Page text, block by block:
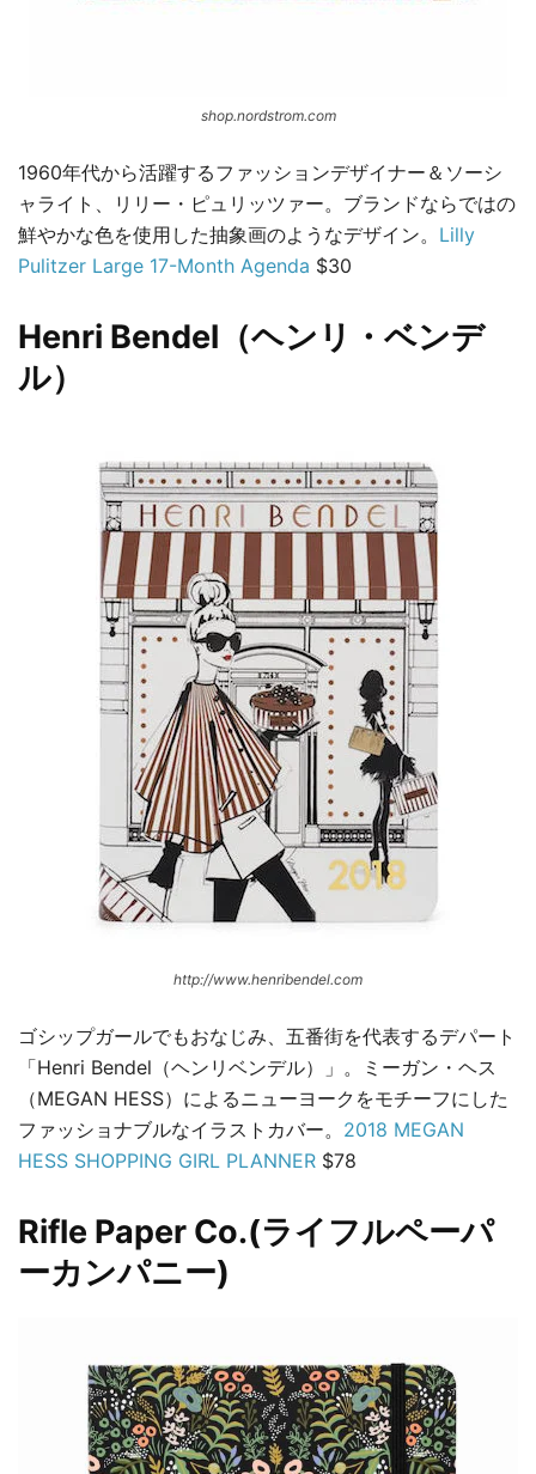
shop.nordstrom.com
1960年代から活躍するファッションデザイナー＆ソーシ
ャライト、リリー・ピュリッツァー。ブランドならではの
鮮やかな色を使用した抽象画のようなデザイン。 Lilly
Pulitzer Large 17-Month Agenda $30
Henri Bendel（ヘンリ・ベンデ
ル）
http://www.henribendel.com
ゴシップガールでもおなじみ、五番街を代表するデパート
「Henri Bendel（ヘンリベンデル）」。ミーガン・ヘス
（MEGAN HESS）によるニューヨークをモチーフにした
ファッショナブルなイラストカバー。 2018 MEGAN
HESS SHOPPING GIRL PLANNER $78
Rifle Paper Co.(ライフルペーパ
ーカンパニー)